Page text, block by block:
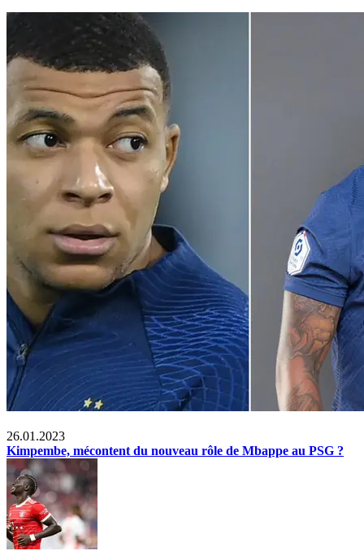
26.01.2023
Kimpembe, mécontent du nouveau rôle de Mbappe au PSG ?